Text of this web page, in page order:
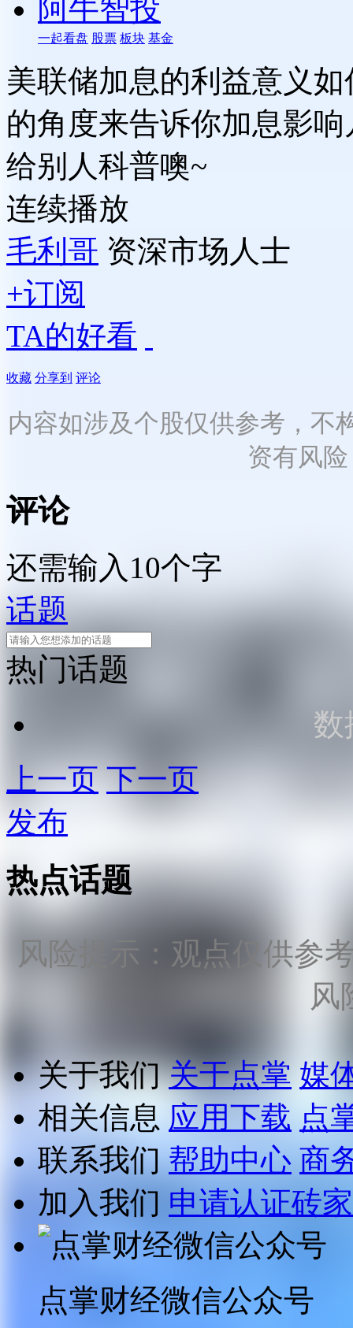
阿牛智投
一起看盘 股票 板块 基金
美联储加息的利益意义
的角度来告诉你加息影
给别人科普噢~
连续播放
毛利哥 资深市场人士
+订阅
TA的好看
收藏 分享到 评论
内容如涉及个股仅供参考，不
资有风
评论
还需输入10个字
话题
热门话题
数
上一页 下一页
发布
热点话题
风险提示：观点仅供参
风
关于我们 关于点掌 媒
相关信息 应用下载 点
联系我们 帮助中心 商
加入我们 申请认证砖家
点掌财经微信公众号